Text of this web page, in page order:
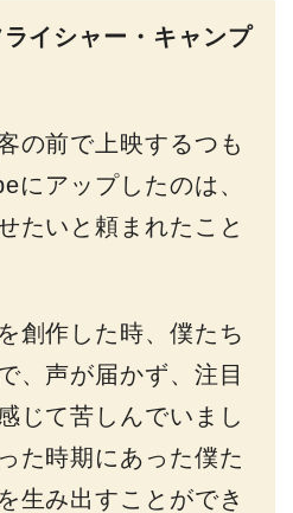
イシャー・キャンプ
の前で上映するつも
にアップしたのは、
たいと頼まれたこと
創作した時、僕たち
、声が届かず、注目
じて苦しんでいまし
た時期にあった僕た
生み出すことができ